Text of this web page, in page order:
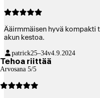
Ääirmmäisen hyvä kompakti
akun kestoa.
patrick25–34v4.9.2024
Tehoa riittää
Arvosana 5/5